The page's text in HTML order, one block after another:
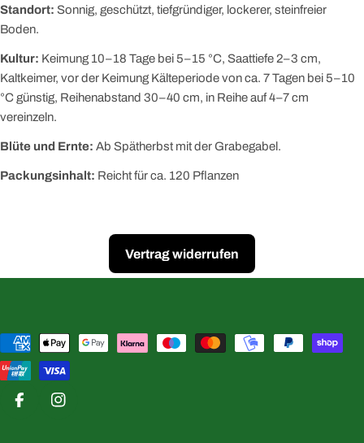
Standort: Sonnig, geschützt, tiefgründiger, lockerer, steinfreier
Boden.
Kultur: Keimung 10–18 Tage bei 5–15 °C, Saattiefe 2–3 cm,
Kaltkeimer, vor der Keimung Kälteperiode von ca. 7 Tagen bei 5–10
°C günstig, Reihenabstand 30–40 cm, in Reihe auf 4–7 cm
vereinzeln.
Blüte und Ernte: Ab Spätherbst mit der Grabegabel.
Packungsinhalt: Reicht für ca. 120 Pflanzen
Vertrag widerrufen
Zahlungsmethoden
FacebookInstagram